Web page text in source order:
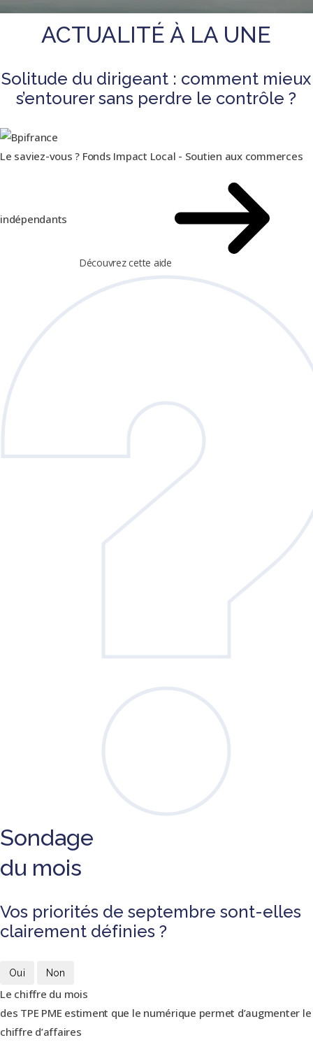
ACTUALITÉ À LA UNE
Solitude du dirigeant : comment mieux
s’entourer sans perdre le contrôle ?
Le saviez-vous ? Fonds Impact Local - Soutien aux commerces
indépendants
Découvrez cette aide
Sondage
du mois
Vos priorités de septembre sont-elles
clairement définies ?
Oui Non
Le chiffre du mois
des TPE PME estiment que le numérique permet d’augmenter le
chiffre d’affaires